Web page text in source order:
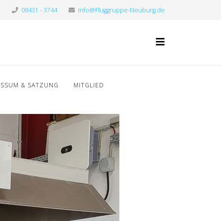
08431 - 3744 Info@Fluggruppe-Neuburg.de
& SATZUNG MITGLIED